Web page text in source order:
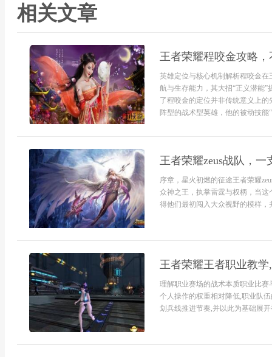
相关文章
王者荣耀程咬金攻略
英雄定位与核心机制解析程咬金
航与生存能力，其大招“正义潜能
了程咬金的定位并非传统意义上
阵型的战术型英雄，他的被动技
王者荣耀zeus战队，
序章，星火初燃的征途王者荣耀
众神之王，执掌雷霆与权柄，当
得他们最初闯入大众视野的模样
王者荣耀王者职业教
理解职业赛场的战术本质职业比
个人操作的权重相对降低,职业队
划兵线推进节奏,并以此为基础展